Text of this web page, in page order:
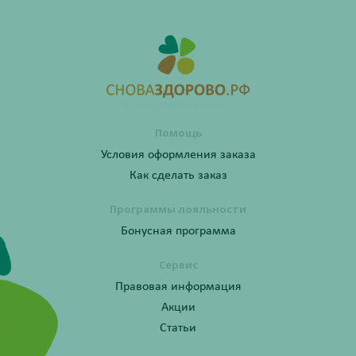
Помощь
Условия оформления заказа
Как сделать заказ
Программы лояльности
Бонусная программа
Сервис
Правовая информация
Акции
Статьи